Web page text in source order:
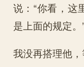
说：“你看，这
是上面的规定。
我没再搭理他，